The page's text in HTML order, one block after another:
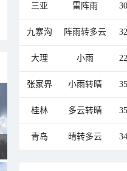
三亚 雷阵雨
九寨沟 阵雨转多云
大理 小雨
张家界 小雨转晴
桂林 多云转晴
青岛 晴转多云